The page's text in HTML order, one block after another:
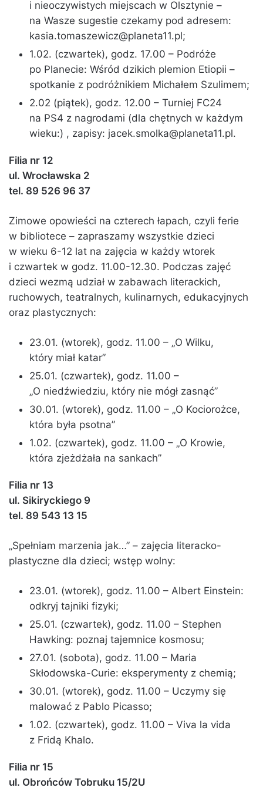
i nieoczywistych miejscach w Olsztynie –
na Wasze sugestie czekamy pod adresem:
kasia.tomaszewicz@planeta11.pl;
1.02. (czwartek), godz. 17.00 – Podróże
po Planecie: Wśród dzikich plemion Etiopii –
spotkanie z podróżnikiem Michałem Szulimem;
2.02 (piątek), godz. 12.00 – Turniej FC24
na PS4 z nagrodami (dla chętnych w każdym
wieku:) , zapisy: jacek.smolka@planeta11.pl.
Filia nr 12
ul. Wrocławska 2
tel. 89 526 96 37
Zimowe opowieści na czterech łapach, czyli ferie
w bibliotece – zapraszamy wszystkie dzieci
w wieku 6-12 lat na zajęcia w każdy wtorek
i czwartek w godz. 11.00-12.30. Podczas zajęć
dzieci wezmą udział w zabawach literackich,
ruchowych, teatralnych, kulinarnych, edukacyjnych
oraz plastycznych:
23.01. (wtorek), godz. 11.00 – „O Wilku,
który miał katar”
25.01. (czwartek), godz. 11.00 –
„O niedźwiedziu, który nie mógł zasnąć”
30.01. (wtorek), godz. 11.00 – „O Kociorożce,
która była psotna”
1.02. (czwartek), godz. 11.00 – „O Krowie,
która zjeżdżała na sankach”
Filia nr 13
ul. Sikiryckiego 9
tel. 89 543 13 15
„Spełniam marzenia jak…” – zajęcia literacko-
plastyczne dla dzieci; wstęp wolny:
23.01. (wtorek), godz. 11.00 – Albert Einstein:
odkryj tajniki fizyki;
25.01. (czwartek), godz. 11.00 – Stephen
Hawking: poznaj tajemnice kosmosu;
27.01. (sobota), godz. 11.00 – Maria
Skłodowska-Curie: eksperymenty z chemią;
30.01. (wtorek), godz. 11.00 – Uczymy się
malować z Pablo Picasso;
1.02. (czwartek), godz. 11.00 – Viva la vida
z Fridą Khalo.
Filia nr 15
ul. Obrońców Tobruku 15/2U